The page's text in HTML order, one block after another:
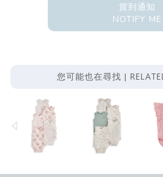
貨到通知
NOTIFY ME
您可能也在尋找 |